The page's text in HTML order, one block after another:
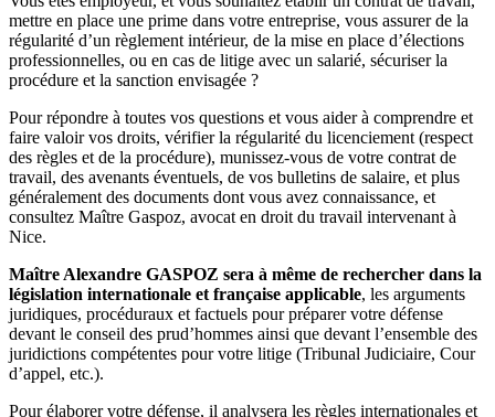
mettre en place une prime dans votre entreprise, vous assurer de la
régularité d’un règlement intérieur, de la mise en place d’élections
professionnelles, ou en cas de litige avec un salarié, sécuriser la
procédure et la sanction envisagée ?
Pour répondre à toutes vos questions et vous aider à comprendre et
faire valoir vos droits, vérifier la régularité du licenciement (respect
des règles et de la procédure), munissez-vous de votre contrat de
travail, des avenants éventuels, de vos bulletins de salaire, et plus
généralement des documents dont vous avez connaissance, et
consultez Maître Gaspoz, avocat en droit du travail intervenant à
Nice.
Maître Alexandre GASPOZ sera à même de rechercher dans la
législation internationale et française applicable, les arguments
juridiques, procéduraux et factuels pour préparer votre défense
devant le conseil des prud’hommes ainsi que devant l’ensemble des
juridictions compétentes pour votre litige (Tribunal Judiciaire, Cour
d’appel, etc.).
Pour élaborer votre défense, il analysera les règles internationales et